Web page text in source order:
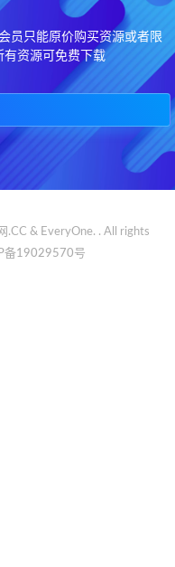
员只能原价购买资源或者限
有资源可免费下载
& EveryOne. . All rights
备19029570号